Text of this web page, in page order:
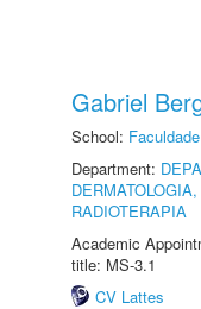
Gabriel
School:
Department:
RADIOTERAPIA
Academic
title: MS-3.1
CV Lattes